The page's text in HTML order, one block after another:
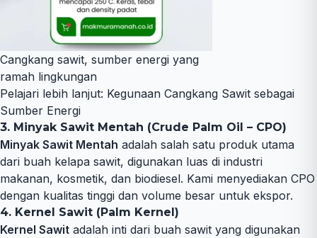
Cangkang sawit, sumber energi yang
ramah lingkungan
Pelajari lebih lanjut: Kegunaan Cangkang Sawit sebagai
Sumber Energi
3. Minyak Sawit Mentah (Crude Palm Oil – CPO)
Minyak Sawit Mentah adalah salah satu produk utama
dari buah kelapa sawit, digunakan luas di industri
makanan, kosmetik, dan biodiesel. Kami menyediakan CPO
dengan kualitas tinggi dan volume besar untuk ekspor.
4. Kernel Sawit (Palm Kernel)
Kernel Sawit adalah inti dari buah sawit yang digunakan